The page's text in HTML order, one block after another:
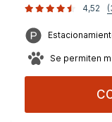
4,52
Se permiten